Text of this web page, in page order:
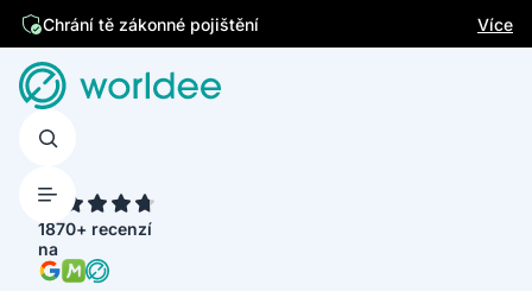
Jsme česká firma Více
1870+ recenzí
na